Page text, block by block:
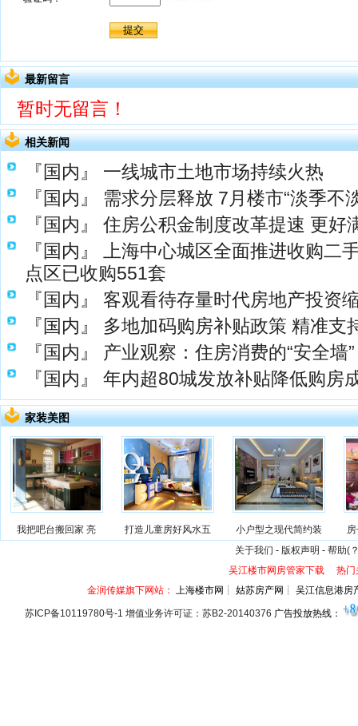
最新留言
暂时无留言！
相关新闻
『国内』
一线城市土地市场持续火热
『国内』
需求分层释放 7月楼市“淡季不
『国内』
住房公积金制度改革提速 更好
『国内』
上海中心城区全面推进收购二
点区已收购551套
『国内』
客观看待存量时代房地产投资
『国内』
多地加码购房补贴政策 精准支
『国内』
产业观察：住房消费的“安全墙
『国内』
年内超80城发放补贴降低购房
家装美图
我把吧台搬回家 亮 打造儿童房好风水五 小户型之现代简约装
关于我们 - 版权声明 - 帮助(
吴江楼市网房管家下载
热门
金润传媒旗下网站： 上海楼市网┊ 姑苏房产网┊ 吴江信息港
苏ICP备10119780号-1 增值业务许可证：苏B2-20140376 广告投放热线：